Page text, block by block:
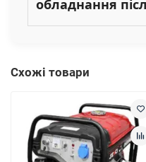
обладнання
Схожі товари